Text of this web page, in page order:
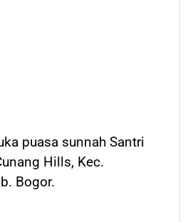
puasa sunnah Santri
Hills, Kec.
Bogor.